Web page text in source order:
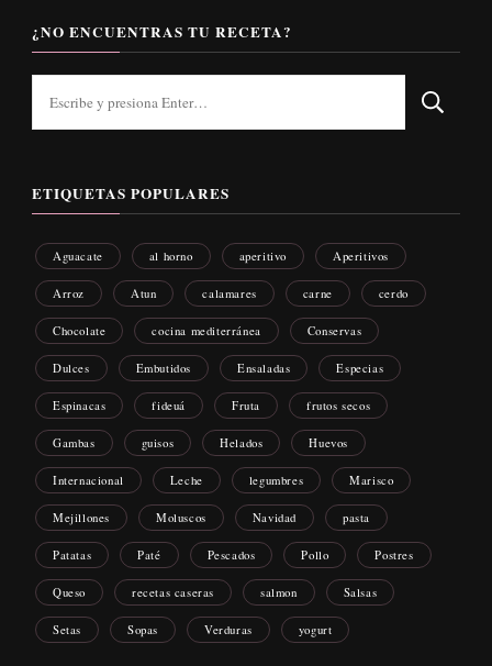
¿NO ENCUENTRAS TU RECETA?
ETIQUETAS POPULARES
Aguacate al horno aperitivo Aperitivos
Arroz Atun calamares carne cerdo
Chocolate cocina mediterránea Conservas
Dulces Embutidos Ensaladas Especias
Espinacas fideuá Fruta frutos secos
Gambas guisos Helados Huevos
Internacional Leche legumbres Marisco
Mejillones Moluscos Navidad pasta
Patatas Paté Pescados Pollo Postres
Queso recetas caseras salmon Salsas
Setas Sopas Verduras yogurt